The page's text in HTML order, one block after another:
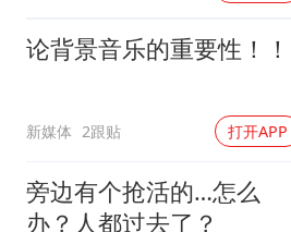
论背景音乐的重要性！！
新媒体 2跟贴 打开APP
旁边有个抢活的…怎么
办？人都过去了？